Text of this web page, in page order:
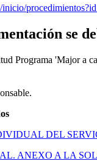
se
Programa 'Major a
DEL
ANEXO A LA